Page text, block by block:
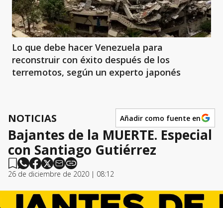
Lo que debe hacer Venezuela para
reconstruir con éxito después de los
terremotos, según un experto japonés
NOTICIAS Añadir como fuente en
Bajantes de la MUERTE. Especial
con Santiago Gutiérrez
26 de diciembre de 2020 | 08:12